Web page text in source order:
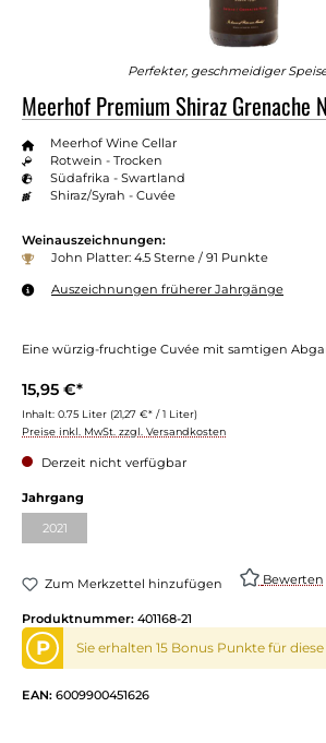
Perfekter, geschmeidiger
Meerhof Premium Shiraz Grenache
Meerhof Wine Cellar
Rotwein - Trocken
Südafrika - Swartland
Shiraz/Syrah - Cuvée
Weinauszeichnungen:
John Platter: 4.5 Sterne / 91 Punkte
Auszeichnungen früherer Jahrgänge
Eine würzig-fruchtige Cuvée mit samtigen
15,95 €*
Inhalt: 0.75 Liter (21,27 €* / 1 Liter)
Preise inkl. MwSt. zzgl. Versandkosten
Derzeit nicht verfügbar
Jahrgang
2021(Diese Option ist zurzeit nicht verfügbar.)
Zum Merkzettel hinzufügen Bewerten
Produktnummer: 401168-21
P Sie erhalten 15 Bonus Punkte für
EAN: 6009900451626